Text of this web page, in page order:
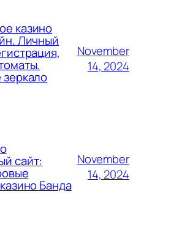
казино
Личный
November
14, 2024
сайт:
Банда
November
14, 2024